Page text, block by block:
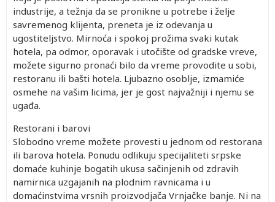
industrije, a težnja da se pronikne u potrebe i želje
savremenog klijenta, preneta je iz odevanja u
ugostiteljstvo. Mirnoća i spokoj prožima svaki kutak
hotela, pa odmor, oporavak i utočište od gradske vreve,
možete sigurno pronaći bilo da vreme provodite u sobi,
restoranu ili bašti hotela. Ljubazno osoblje, izmamiće
osmehe na vašim licima, jer je gost najvažniji i njemu se
ugađa.
Restorani i barovi
Slobodno vreme možete provesti u jednom od restorana
ili barova hotela. Ponudu odlikuju specijaliteti srpske
domaće kuhinje bogatih ukusa sačinjenih od zdravih
namirnica uzgajanih na plodnim ravnicama i u
domaćinstvima vrsnih proizvodjača Vrnjačke banje. Ni na